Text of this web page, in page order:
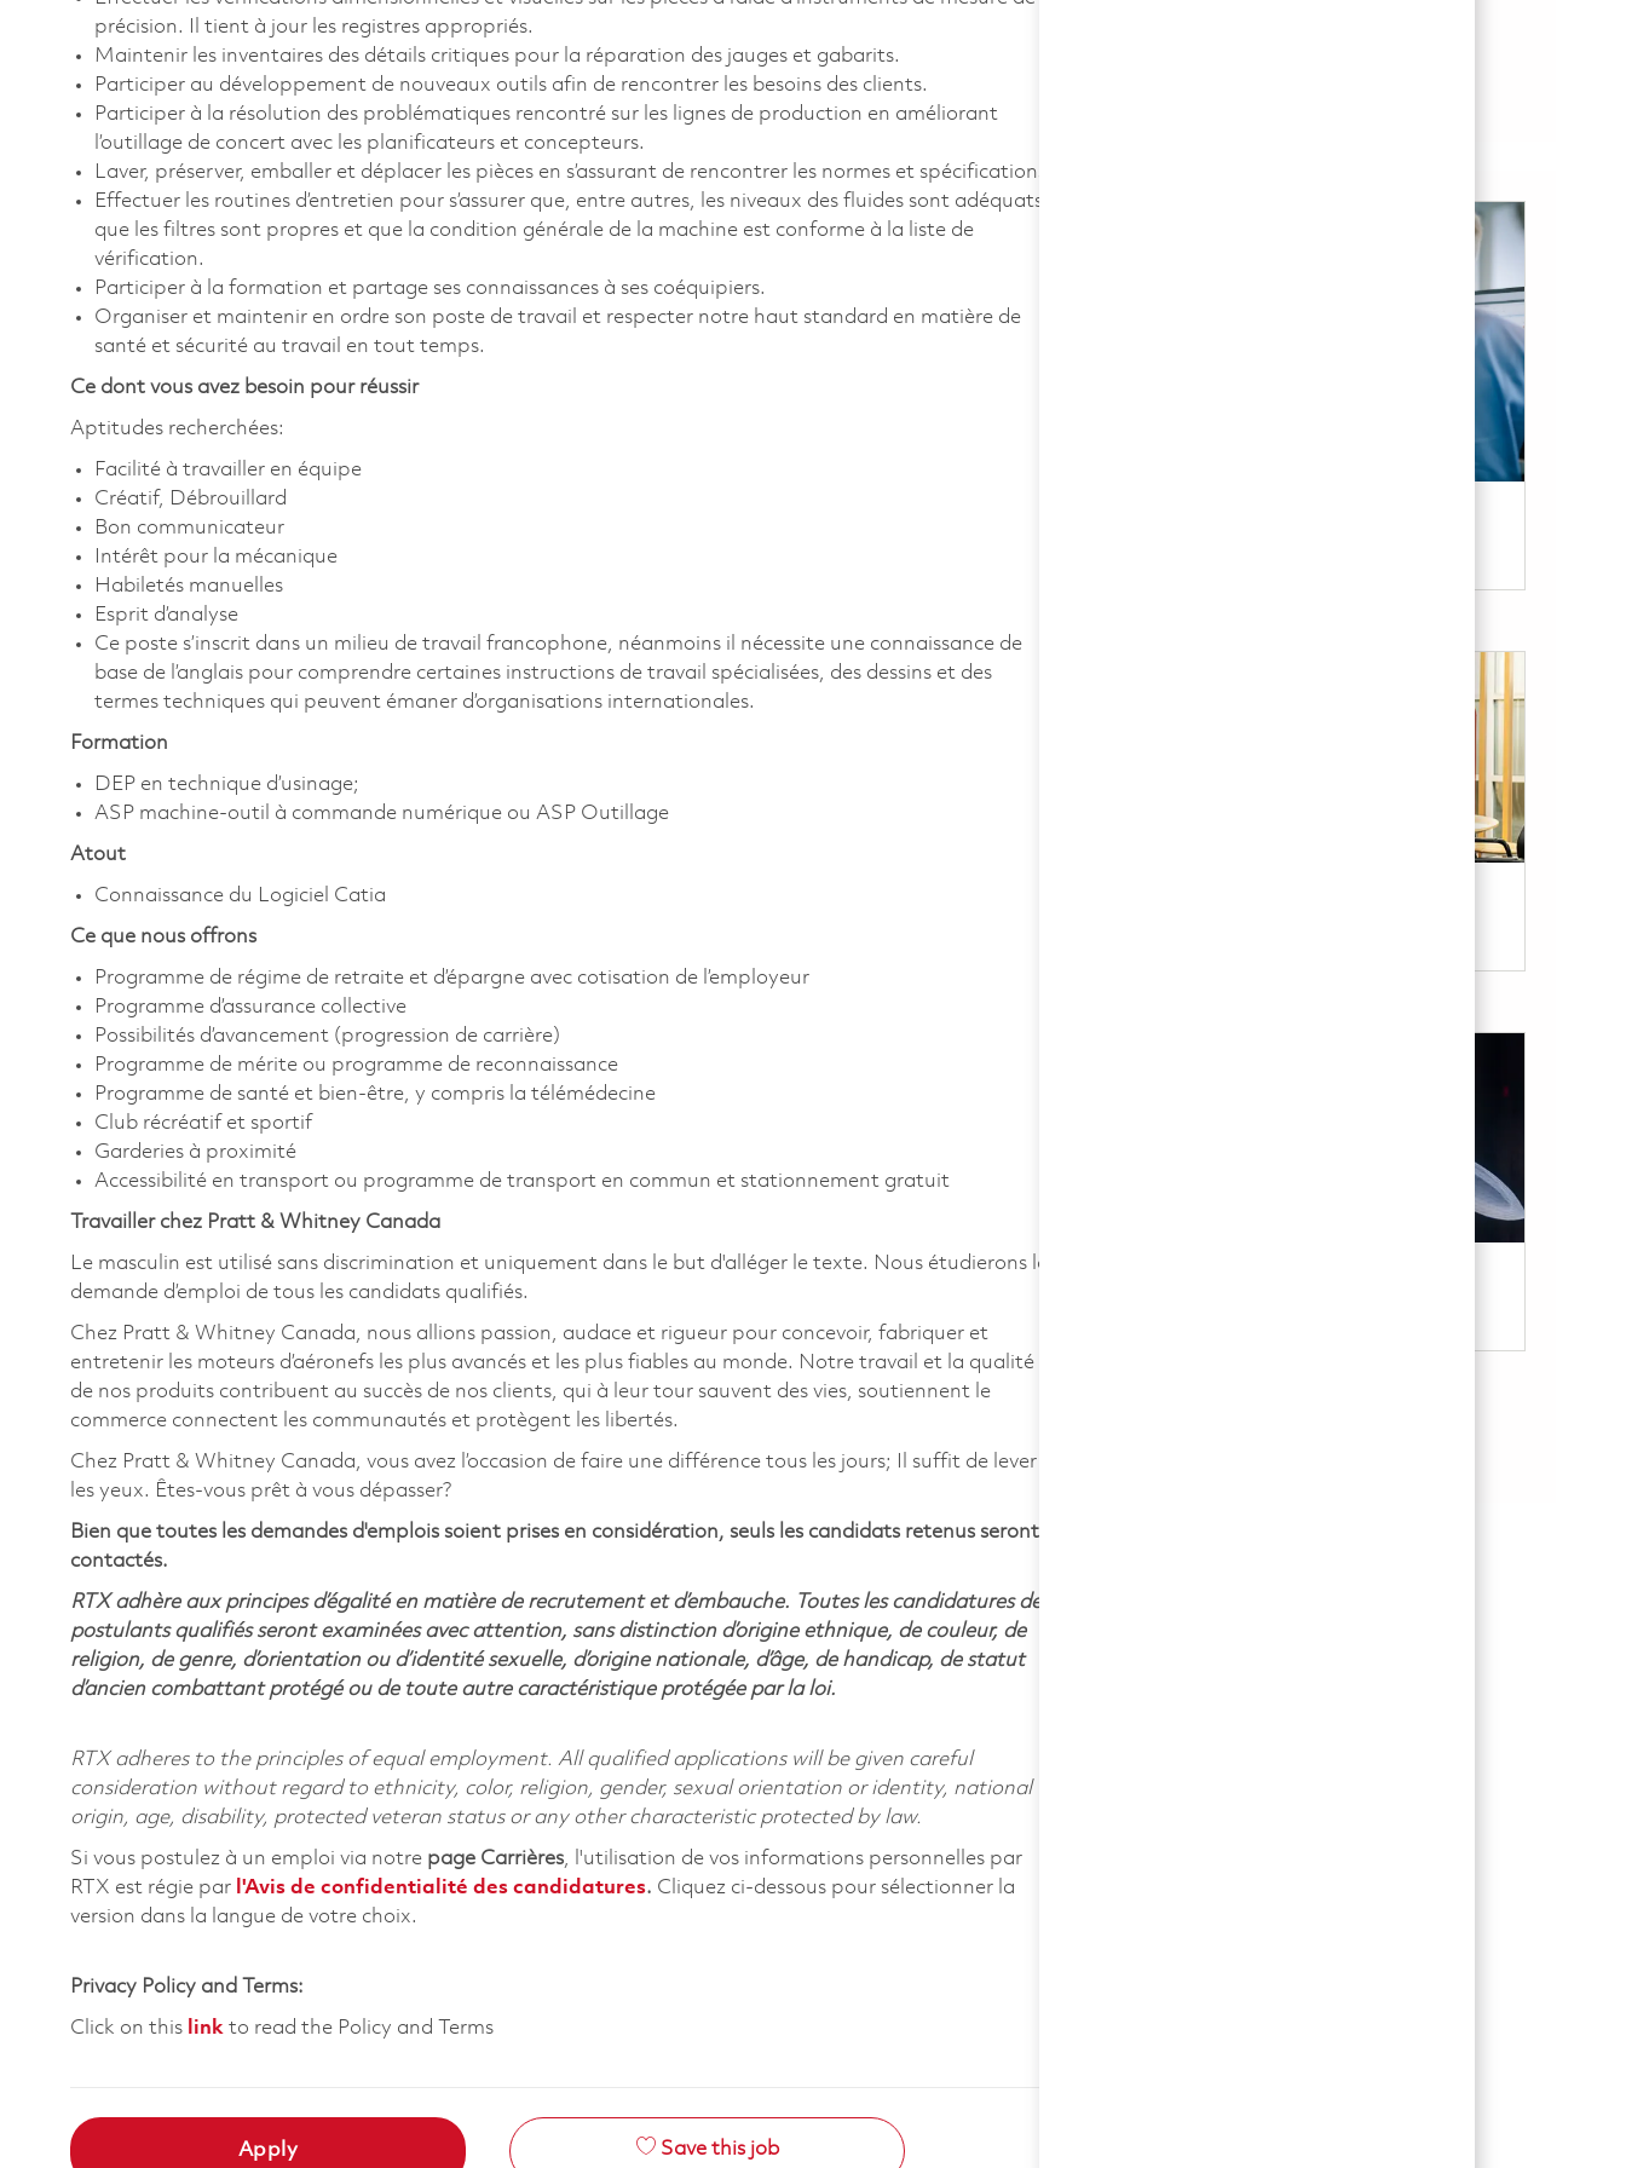
précision. Il tient à jour les registres appropriés.
Maintenir les inventaires des détails critiques pour la réparation des jauges et gabarits.
Participer au développement de nouveaux outils afin de rencontrer les besoins des clients.
Participer à la résolution des problématiques rencontré sur les lignes de production en améliorant
l’outillage de concert avec les planificateurs et concepteurs.
Laver, préserver, emballer et déplacer les pièces en s’assurant de rencontrer les normes et spécifications.
Effectuer les routines d’entretien pour s’assurer que, entre autres, les niveaux des fluides sont adéquats,
que les filtres sont propres et que la condition générale de la machine est conforme à la liste de
vérification.
Participer à la formation et partage ses connaissances à ses coéquipiers.
Organiser et maintenir en ordre son poste de travail et respecter notre haut standard en matière de
santé et sécurité au travail en tout temps.
Ce dont vous avez besoin pour réussir
Aptitudes recherchées:
Facilité à travailler en équipe
Créatif, Débrouillard
Bon communicateur
Intérêt pour la mécanique
Habiletés manuelles
Esprit d’analyse
Ce poste s’inscrit dans un milieu de travail francophone, néanmoins il nécessite une connaissance de
base de l’anglais pour comprendre certaines instructions de travail spécialisées, des dessins et des
termes techniques qui peuvent émaner d’organisations internationales.
Formation
DEP en technique d’usinage;
ASP machine-outil à commande numérique ou ASP Outillage
Atout
Connaissance du Logiciel Catia
Ce que nous offrons
Programme de régime de retraite et d’épargne avec cotisation de l’employeur
Programme d’assurance collective
Possibilités d’avancement (progression de carrière)
Programme de mérite ou programme de reconnaissance
Programme de santé et bien-être, y compris la télémédecine
Club récréatif et sportif
Garderies à proximité
Accessibilité en transport ou programme de transport en commun et stationnement gratuit
Travailler chez Pratt & Whitney Canada
Le masculin est utilisé sans discrimination et uniquement dans le but d'alléger le texte. Nous étudierons la
demande d’emploi de tous les candidats qualifiés.
Chez Pratt & Whitney Canada, nous allions passion, audace et rigueur pour concevoir, fabriquer et
entretenir les moteurs d’aéronefs les plus avancés et les plus fiables au monde. Notre travail et la qualité
de nos produits contribuent au succès de nos clients, qui à leur tour sauvent des vies, soutiennent le
commerce connectent les communautés et protègent les libertés.
Chez Pratt & Whitney Canada, vous avez l’occasion de faire une différence tous les jours; Il suffit de lever
les yeux. Êtes-vous prêt à vous dépasser?
Bien que toutes les demandes d'emplois soient prises en considération, seuls les candidats retenus seront
contactés.
RTX adhère aux principes d’égalité en matière de recrutement et d’embauche. Toutes les candidatures de
postulants qualifiés seront examinées avec attention, sans distinction d’origine ethnique, de couleur, de
religion, de genre, d’orientation ou d’identité sexuelle, d’origine nationale, d’âge, de handicap, de statut
d’ancien combattant protégé ou de toute autre caractéristique protégée par la loi.
RTX adheres to the principles of equal employment. All qualified applications will be given careful
consideration without regard to ethnicity, color, religion, gender, sexual orientation or identity, national
origin, age, disability, protected veteran status or any other characteristic protected by law.
Si vous postulez à un emploi via notre page Carrières, l'utilisation de vos informations personnelles par
RTX est régie par l'Avis de confidentialité des candidatures. Cliquez ci-dessous pour sélectionner la
version dans la langue de votre choix.
Privacy Policy and Terms:
Click on this link to read the Policy and Terms
Apply Save this job